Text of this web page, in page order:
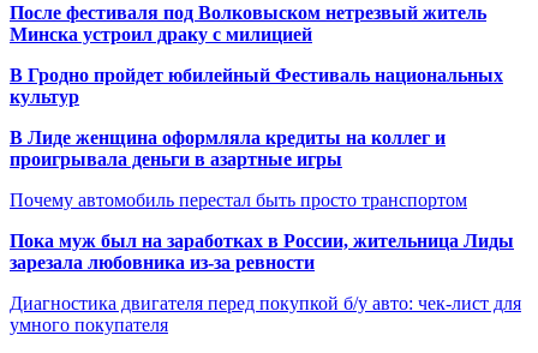
После фестиваля под Волковыском нетрезвый житель
Минска устроил драку с милицией
В Гродно пройдет юбилейный Фестиваль национальных
культур
В Лиде женщина оформляла кредиты на коллег и
проигрывала деньги в азартные игры
Почему автомобиль перестал быть просто транспортом
Пока муж был на заработках в России, жительница Лиды
зарезала любовника из-за ревности
Диагностика двигателя перед покупкой б/у авто: чек-лист для
умного покупателя